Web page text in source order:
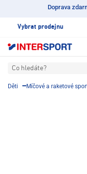
Doprava
Vybrat prodejnu
Co hledáte?
Děti Míčové a raketové